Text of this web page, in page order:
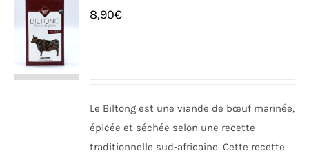
8,90€
Le Biltong est une viande de bœuf marinée,
épicée et séchée selon une recette
traditionnelle sud-africaine. Cette recette